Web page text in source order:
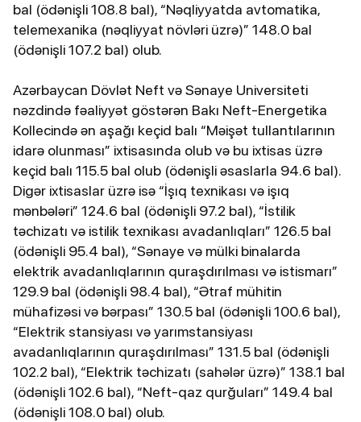
bal (ödənişli 108.8 bal), “Nəqliyyatda avtomatika,
telemexanika (nəqliyyat növləri üzrə)” 148.0 bal
(ödənişli 107.2 bal) olub.
Azərbaycan Dövlət Neft və Sənaye Universiteti
nəzdində fəaliyyət göstərən Bakı Neft-Energetika
Kollecində ən aşağı keçid balı “Məişət tullantılarının
idarə olunması” ixtisasında olub və bu ixtisas üzrə
keçid balı 115.5 bal olub (ödənişli əsaslarla 94.6 bal).
Digər ixtisaslar üzrə isə “İşıq texnikası və işıq
mənbələri” 124.6 bal (ödənişli 97.2 bal), “İstilik
təchizatı və istilik texnikası avadanlıqları” 126.5 bal
(ödənişli 95.4 bal), “Sənaye və mülki binalarda
elektrik avadanlıqlarının quraşdırılması və istismarı”
129.9 bal (ödənişli 98.4 bal), “Ətraf mühitin
mühafizəsi və bərpası” 130.5 bal (ödənişli 100.6 bal),
“Elektrik stansiyası və yarımstansiyası
avadanlıqlarının quraşdırılması” 131.5 bal (ödənişli
102.2 bal), “Elektrik təchizatı (sahələr üzrə)” 138.1 bal
(ödənişli 102.6 bal), “Neft-qaz qurğuları” 149.4 bal
(ödənişli 108.0 bal) olub.